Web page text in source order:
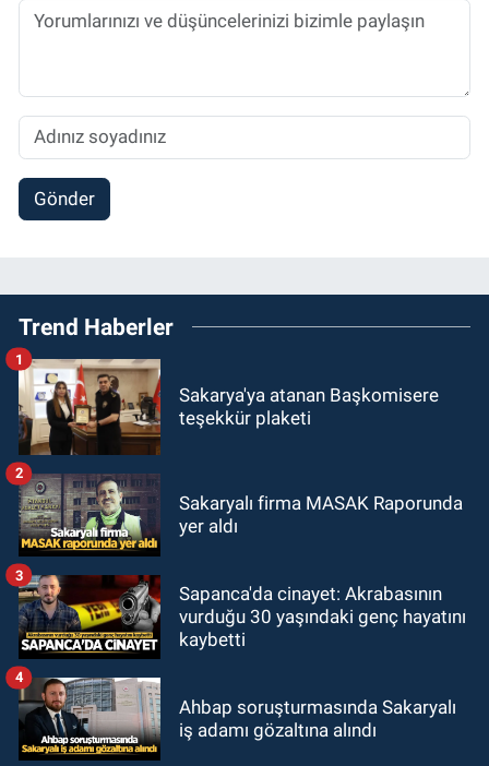
Gönder
Trend Haberler
Sakarya'ya atanan Başkomisere
teşekkür plaketi
1
Sakaryalı firma MASAK Raporunda
yer aldı
2
Sapanca'da cinayet: Akrabasının
vurduğu 30 yaşındaki genç hayatını
kaybetti
3
Ahbap soruşturmasında Sakaryalı
iş adamı gözaltına alındı
4